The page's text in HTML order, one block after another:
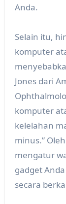
Anda.
Selain itu,
komputer
Jones dari
komputer
kelelahan
minus.”
mengatur
gadget
secara